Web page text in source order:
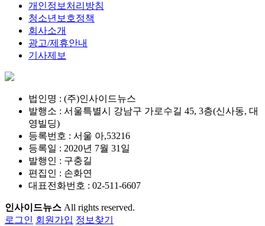
개인정보처리방침
청소년보호정책
회사소개
광고/제휴안내
기사제보
법인명 : (주)인사이드뉴스
발행소 : 서울특별시 강남구 가로수길 45, 3층(신사동, 대
영빌딩)
등록번호 : 서울 아,53216
등록일 : 2020년 7월 31일
발행인 : 구충길
편집인 : 손화연
대표전화번호 : 02-511-6607
인사이드뉴스 All rights reserved.
로그인 회원가입 정보찾기